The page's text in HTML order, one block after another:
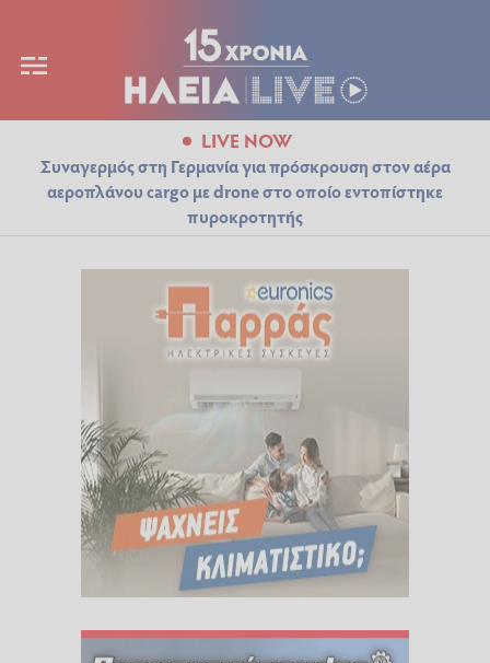
LIVE NOW
Συναγερμός στη Γερμανία για πρόσκρουση στον αέρα
αεροπλάνου cargo με drone στο οποίο εντοπίστηκε
πυροκροτητής